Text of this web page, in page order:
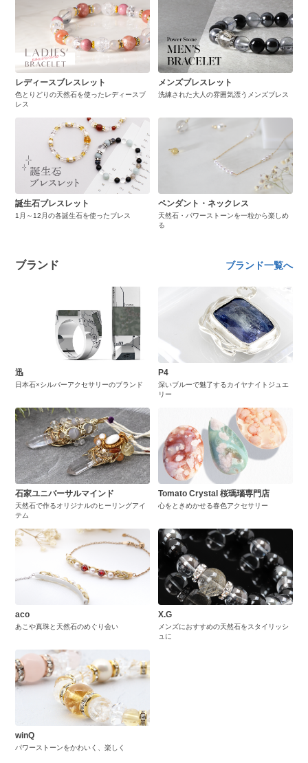
レディースブレスレット
色とりどりの天然石を使ったレディースブ
レス
メンズブレスレット
洗練された大人の雰囲気漂うメンズブレス
誕生石ブレスレット
1月～12月の各誕生石を使ったブレス
ペンダント・ネックレス
天然石・パワーストーンを一粒から楽しめ
る
ブランド ブランド一覧へ
迅
日本石×シルバーアクセサリーのブランド
P4
深いブルーで魅了するカイヤナイトジュエ
リー
石家ユニバーサルマインド
天然石で作るオリジナルのヒーリングアイ
テム
Tomato Crystal 桜瑪瑙専門店
心をときめかせる春色アクセサリー
aco
あこや真珠と天然石のめぐり会い
X.G
メンズにおすすめの天然石をスタイリッシ
ュに
winQ
パワーストーンをかわいく、楽しく